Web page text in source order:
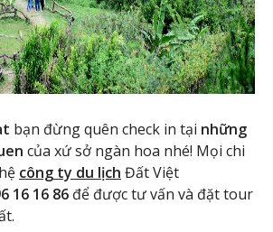
bạn đừng quên check in tại những
của xứ sở ngàn hoa nhé! Mọi chi
công ty du lịch Đất Việt
16 16 86 để được tư vấn và đặt tour